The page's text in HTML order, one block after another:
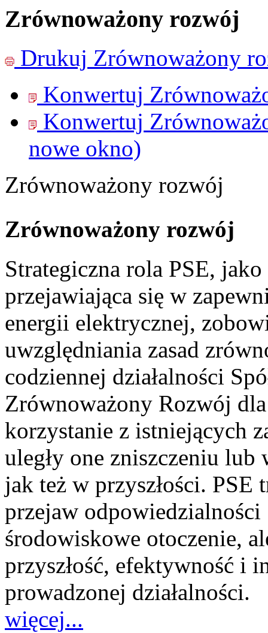
Zrównoważony rozwój
Drukuj Zrównoważony
Konwertuj
Konwertuj
nowe okno)
Zrównoważony rozwój
Zrównoważony rozwój
Strategiczna rola PSE,
przejawiająca się w
energii elektrycznej,
uwzględniania zasad
codziennej działalności
Zrównoważony Rozwój
korzystanie z istniejących
uległy one zniszczeniu
jak też w przyszłości.
przejaw odpowiedzialności
środowiskowe otoczenie,
przyszłość, efektywność i
prowadzonej działalności.
więcej...